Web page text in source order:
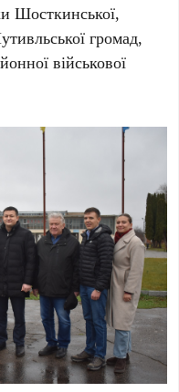
Шосткинської,
громад,
військової